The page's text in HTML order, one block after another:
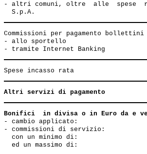
- altri comuni, oltre  alle  spese
Commissioni per pagamento bollettini
- allo sportello
Altri servizi di pagamento
Bonifici  in divisa o in Euro da e
- cambio applicato:
- commissioni di servizio:
con un minimo di:
ed un massimo di: